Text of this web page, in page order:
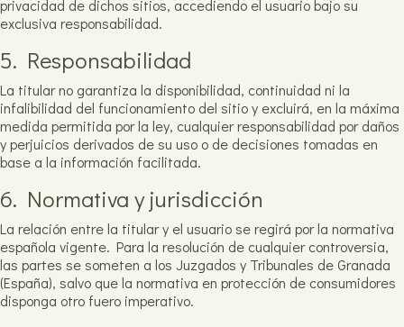
privacidad de dichos sitios, accediendo el usuario bajo su
exclusiva responsabilidad.
5. Responsabilidad
La titular no garantiza la disponibilidad, continuidad ni la
infalibilidad del funcionamiento del sitio y excluirá, en la máxima
medida permitida por la ley, cualquier responsabilidad por daños
y perjuicios derivados de su uso o de decisiones tomadas en
base a la información facilitada.
6. Normativa y jurisdicción
La relación entre la titular y el usuario se regirá por la normativa
española vigente. Para la resolución de cualquier controversia,
las partes se someten a los Juzgados y Tribunales de Granada
(España), salvo que la normativa en protección de consumidores
disponga otro fuero imperativo.